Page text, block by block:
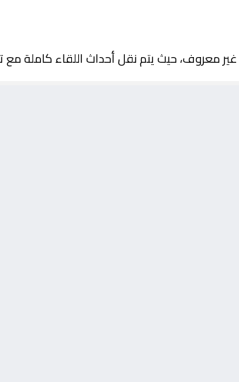
غير معروف، حيث يتم نقل أحداث اللقاء كاملة